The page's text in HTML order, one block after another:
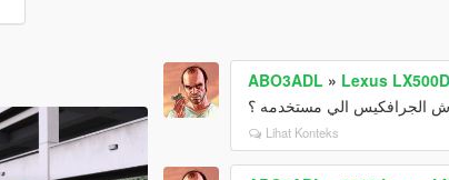
ABO3ADL » Lexus
الجرافكيس الي مستخدمه ؟
Lihat Konteks